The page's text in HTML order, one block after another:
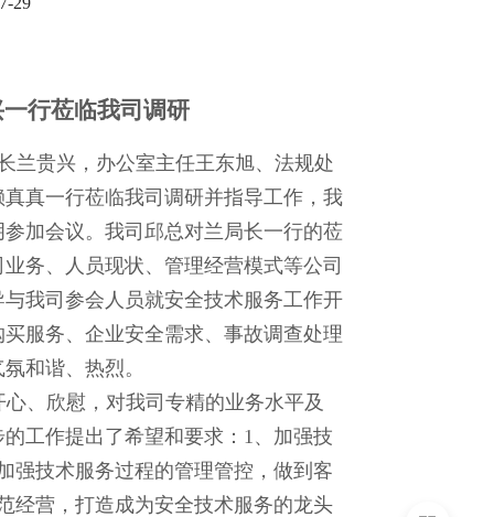
行莅临我司调研
兰贵兴，办公室主任王东旭、法规处
真一行莅临我司调研并指导工作，我
加会议。我司邱总对兰局长一行的莅
务、人员现状、管理经营模式等公司
我司参会人员就安全技术服务工作开
服务、企业安全需求、事故调查处理
和谐、热烈。
、欣慰，对我司专精的业务水平及
工作提出了希望和要求： 1、加强技
强技术服务过程的管理管控，做到客
经营，打造成为安全技术服务的龙头